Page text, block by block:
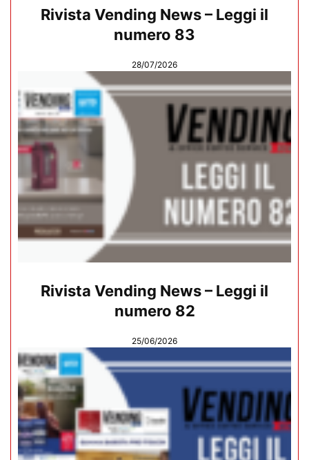
Rivista Vending News – Leggi il
numero 83
28/07/2026
Rivista Vending News – Leggi il
numero 82
25/06/2026